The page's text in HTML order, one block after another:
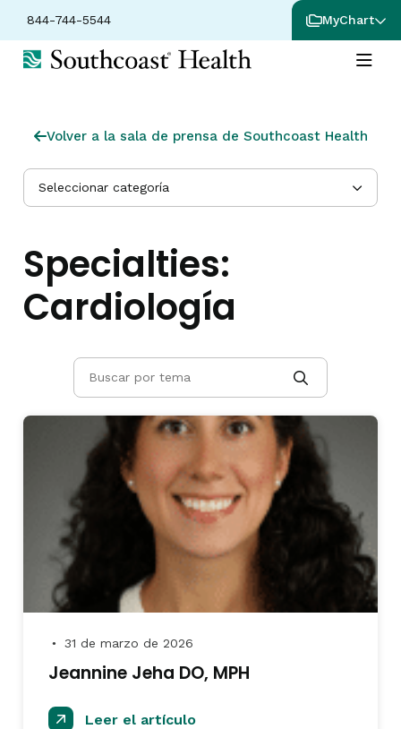
844-744-5544 MyChart
Volver a la sala de prensa de Southcoast Health
Seleccionar categoría
Specialties:
Cardiología
● 31 de marzo de 2026
Jeannine Jeha DO, MPH
Leer el artículo